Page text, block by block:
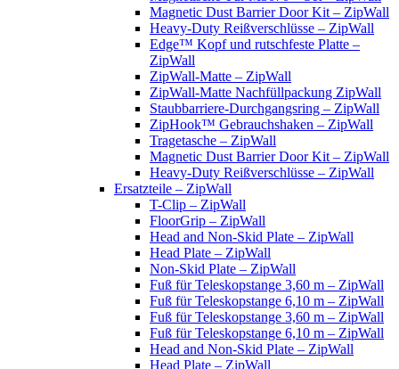
Magnetic Dust Barrier Door Kit – ZipWall
Heavy-Duty Reißverschlüsse – ZipWall
Edge™ Kopf und rutschfeste Platte –
ZipWall
ZipWall-Matte – ZipWall
ZipWall-Matte Nachfüllpackung ZipWall
Staubbarriere-Durchgangsring – ZipWall
ZipHook™ Gebrauchshaken – ZipWall
Tragetasche – ZipWall
Magnetic Dust Barrier Door Kit – ZipWall
Heavy-Duty Reißverschlüsse – ZipWall
Ersatzteile – ZipWall
T-Clip – ZipWall
FloorGrip – ZipWall
Head and Non-Skid Plate – ZipWall
Head Plate – ZipWall
Non-Skid Plate – ZipWall
Fuß für Teleskopstange 3,60 m – ZipWall
Fuß für Teleskopstange 6,10 m – ZipWall
Fuß für Teleskopstange 3,60 m – ZipWall
Fuß für Teleskopstange 6,10 m – ZipWall
Head and Non-Skid Plate – ZipWall
Head Plate – ZipWall